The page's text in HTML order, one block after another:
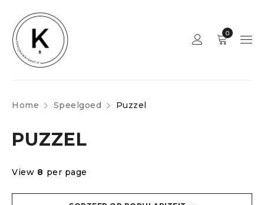
0
Home Speelgoed Puzzel
PUZZEL
View 8 per page